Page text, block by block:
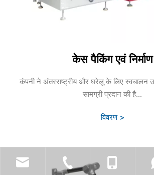
केस पैकिंग एवं निर्माण
कंपनी ने अंतरराष्ट्रीय और घरेलू के लिए
सामग्री प्रदान की है...
विवरण >